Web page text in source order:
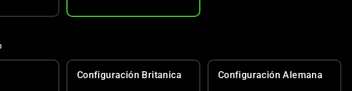
Configuración Britanica Configuración Alemana